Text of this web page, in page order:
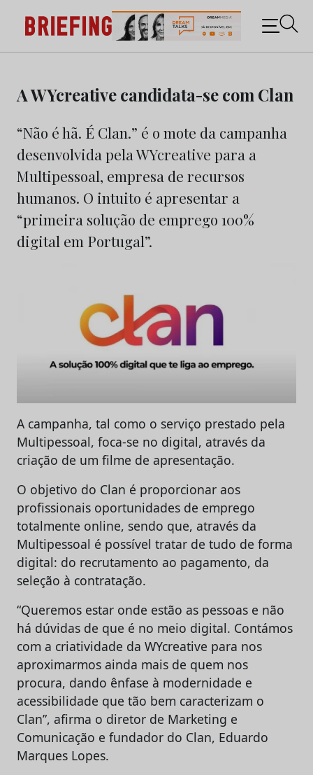
content
Briefing: Todas as notícias sobre os negócios do
Marketing e da Publicidade
A WYcreative candidata-se com Clan
“Não é hã. É Clan.” é o mote da campanha
desenvolvida pela WYcreative para a
Multipessoal, empresa de recursos
humanos. O intuito é apresentar a
“primeira solução de emprego 100%
digital em Portugal”.
A campanha, tal como o serviço prestado pela
Multipessoal, foca-se no digital, através da
criação de um filme de apresentação.
O objetivo do Clan é proporcionar aos
profissionais oportunidades de emprego
totalmente online, sendo que, através da
Multipessoal é possível tratar de tudo de forma
digital: do recrutamento ao pagamento, da
seleção à contratação.
“Queremos estar onde estão as pessoas e não
há dúvidas de que é no meio digital. Contámos
com a criatividade da WYcreative para nos
aproximarmos ainda mais de quem nos
procura, dando ênfase à modernidade e
acessibilidade que tão bem caracterizam o
Clan”, afirma o diretor de Marketing e
Comunicação e fundador do Clan, Eduardo
Marques Lopes.